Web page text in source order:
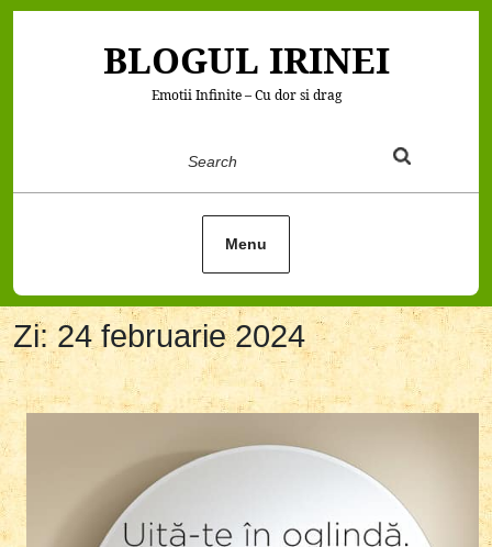
Skip
BLOGUL IRINEI
Emotii Infinite – Cu dor si drag
Menu
Zi:24 februarie 2024